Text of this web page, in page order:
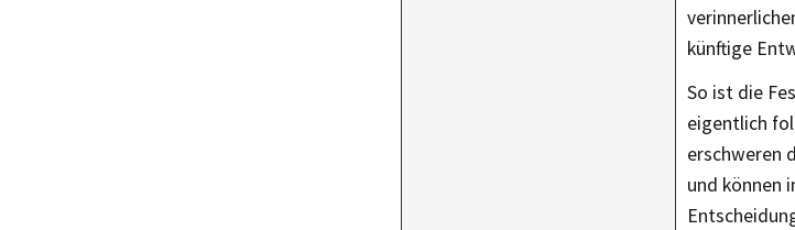
künftige
So ist die
eigentlich
erschweren
und können